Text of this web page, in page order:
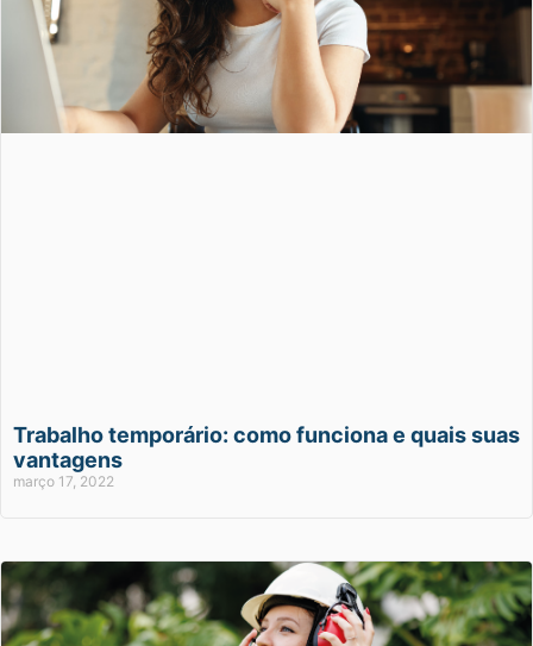
Trabalho temporário: como funciona e quais suas
vantagens
março 17, 2022